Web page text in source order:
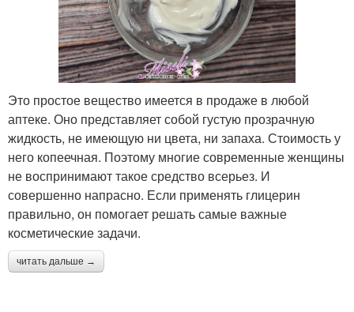
Это простое вещество имеется в продаже в любой
аптеке. Оно представляет собой густую прозрачную
жидкость, не имеющую ни цвета, ни запаха. Стоимость у
него копеечная. Поэтому многие современные женщины
не воспринимают такое средство всерьез. И
совершенно напрасно. Если применять глицерин
правильно, он помогает решать самые важные
косметические задачи.
читать дальше →